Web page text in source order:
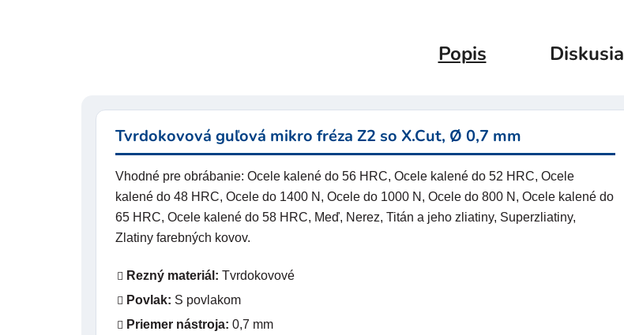
Popis Diskusia
Tvrdokovová guľová mikro fréza Z2 so X.Cut, Ø 0,7 mm
Vhodné pre obrábanie: Ocele kalené do 56 HRC, Ocele kalené do 52 HRC, Ocele
kalené do 48 HRC, Ocele do 1400 N, Ocele do 1000 N, Ocele do 800 N, Ocele kalené do
65 HRC, Ocele kalené do 58 HRC, Meď, Nerez, Titán a jeho zliatiny, Superzliatiny,
Zlatiny farebných kovov.
Rezný materiál: Tvrdokovové
Povlak: S povlakom
Priemer nástroja: 0,7 mm